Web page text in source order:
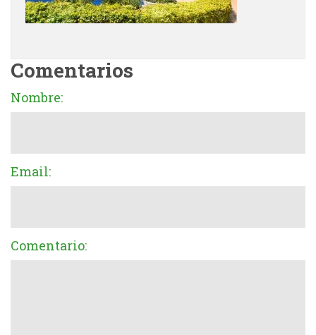
Comentarios
Nombre:
Email:
Comentario: